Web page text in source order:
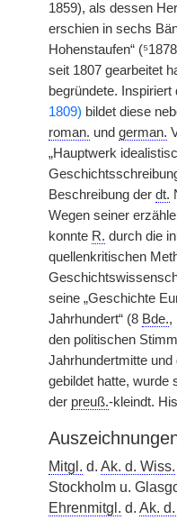
1859), als dessen
erschien in sechs
Hohenstaufen“
seit 1807 gearbeitet
begründete. Inspiriert
1809) bildet diese
roman. und german.
„Hauptwerk
Beschreibung der dt.
Wegen seiner
konnte R. durch die
quellenkritischen
seine „Geschichte
Jahrhundert“ (8 Bde.,
den politischen
Jahrhundertmitte und
gebildet hatte, wurde
der preuß.-kleindt.
Mitgl. d. Ak. d. Wiss.
Stockholm u.
Ehrenmitgl. d. Ak.